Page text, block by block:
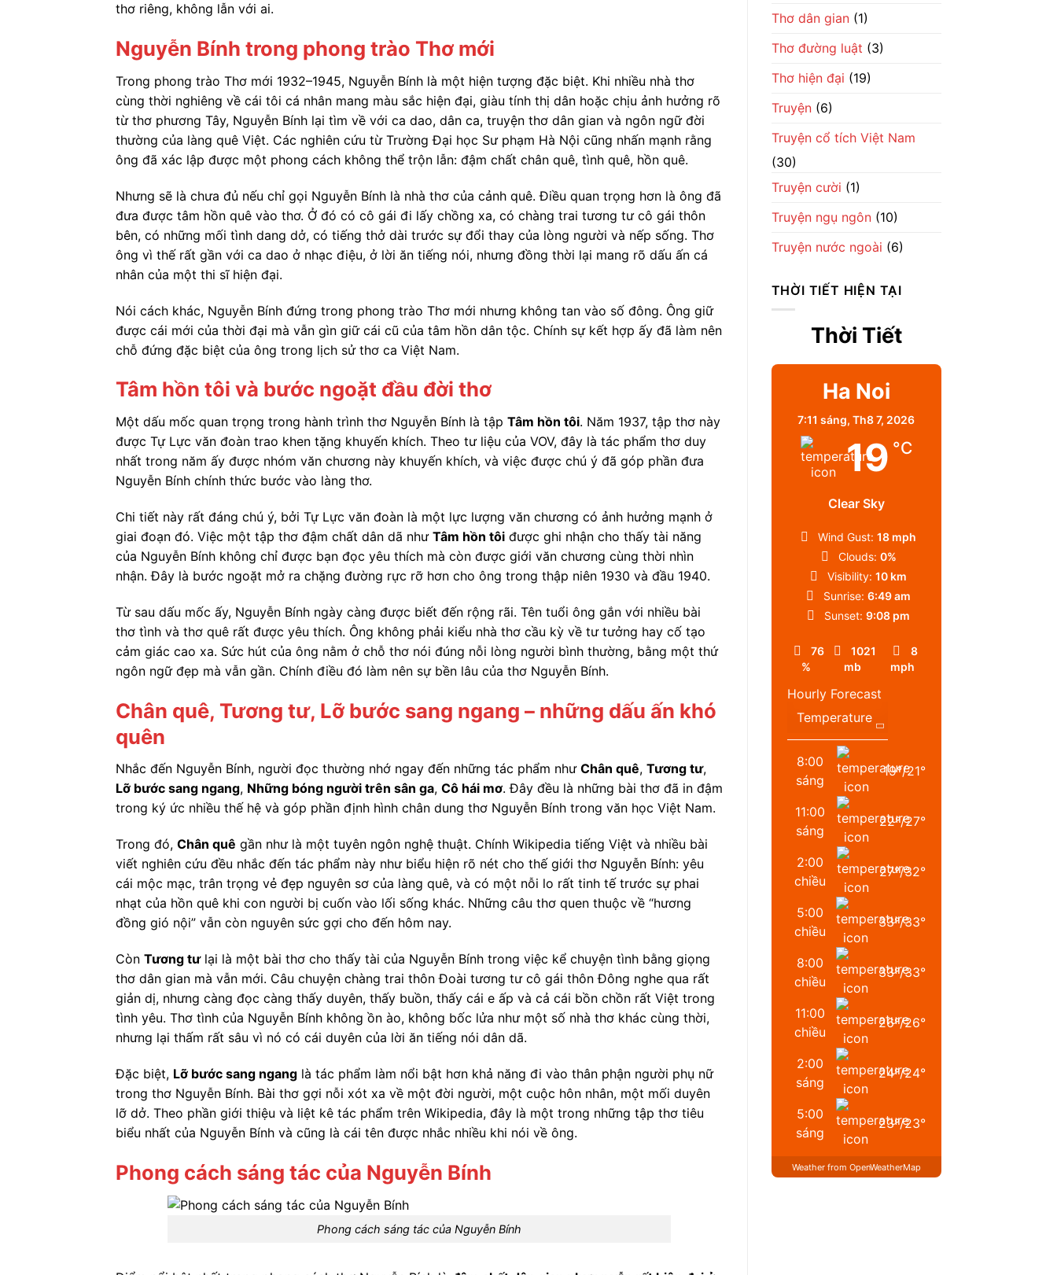
thơ riêng, không lẫn với ai.
Nguyễn Bính trong phong trào Thơ mới
Trong phong trào Thơ mới 1932–1945, Nguyễn Bính là một hiện tượng đặc biệt. Khi nhiều nhà thơ
cùng thời nghiêng về cái tôi cá nhân mang màu sắc hiện đại, giàu tính thị dân hoặc chịu ảnh hưởng rõ
từ thơ phương Tây, Nguyễn Bính lại tìm về với ca dao, dân ca, truyện thơ dân gian và ngôn ngữ đời
thường của làng quê Việt. Các nghiên cứu từ Trường Đại học Sư phạm Hà Nội cũng nhấn mạnh rằng
ông đã xác lập được một phong cách không thể trộn lẫn: đậm chất chân quê, tình quê, hồn quê.
Nhưng sẽ là chưa đủ nếu chỉ gọi Nguyễn Bính là nhà thơ của cảnh quê. Điều quan trọng hơn là ông đã
đưa được tâm hồn quê vào thơ. Ở đó có cô gái đi lấy chồng xa, có chàng trai tương tư cô gái thôn
bên, có những mối tình dang dở, có tiếng thở dài trước sự đổi thay của lòng người và nếp sống. Thơ
ông vì thế rất gần với ca dao ở nhạc điệu, ở lời ăn tiếng nói, nhưng đồng thời lại mang rõ dấu ấn cá
nhân của một thi sĩ hiện đại.
Nói cách khác, Nguyễn Bính đứng trong phong trào Thơ mới nhưng không tan vào số đông. Ông giữ
được cái mới của thời đại mà vẫn gìn giữ cái cũ của tâm hồn dân tộc. Chính sự kết hợp ấy đã làm nên
chỗ đứng đặc biệt của ông trong lịch sử thơ ca Việt Nam.
Tâm hồn tôi và bước ngoặt đầu đời thơ
Một dấu mốc quan trọng trong hành trình thơ Nguyễn Bính là tập Tâm hồn tôi. Năm 1937, tập thơ này
được Tự Lực văn đoàn trao khen tặng khuyến khích. Theo tư liệu của VOV, đây là tác phẩm thơ duy
nhất trong năm ấy được nhóm văn chương này khuyến khích, và việc được chú ý đã góp phần đưa
Nguyễn Bính chính thức bước vào làng thơ.
Chi tiết này rất đáng chú ý, bởi Tự Lực văn đoàn là một lực lượng văn chương có ảnh hưởng mạnh ở
giai đoạn đó. Việc một tập thơ đậm chất dân dã như Tâm hồn tôi được ghi nhận cho thấy tài năng
của Nguyễn Bính không chỉ được bạn đọc yêu thích mà còn được giới văn chương cùng thời nhìn
nhận. Đây là bước ngoặt mở ra chặng đường rực rỡ hơn cho ông trong thập niên 1930 và đầu 1940.
Từ sau dấu mốc ấy, Nguyễn Bính ngày càng được biết đến rộng rãi. Tên tuổi ông gắn với nhiều bài
thơ tình và thơ quê rất được yêu thích. Ông không phải kiểu nhà thơ cầu kỳ về tư tưởng hay cố tạo
cảm giác cao xa. Sức hút của ông nằm ở chỗ thơ nói đúng nỗi lòng người bình thường, bằng một thứ
ngôn ngữ đẹp mà vẫn gần. Chính điều đó làm nên sự bền lâu của thơ Nguyễn Bính.
Chân quê, Tương tư, Lỡ bước sang ngang – những dấu ấn khó
quên
Nhắc đến Nguyễn Bính, người đọc thường nhớ ngay đến những tác phẩm như Chân quê, Tương tư,
Lỡ bước sang ngang, Những bóng người trên sân ga, Cô hái mơ. Đây đều là những bài thơ đã in đậm
trong ký ức nhiều thế hệ và góp phần định hình chân dung thơ Nguyễn Bính trong văn học Việt Nam.
Trong đó, Chân quê gần như là một tuyên ngôn nghệ thuật. Chính Wikipedia tiếng Việt và nhiều bài
viết nghiên cứu đều nhắc đến tác phẩm này như biểu hiện rõ nét cho thế giới thơ Nguyễn Bính: yêu
cái mộc mạc, trân trọng vẻ đẹp nguyên sơ của làng quê, và có một nỗi lo rất tinh tế trước sự phai
nhạt của hồn quê khi con người bị cuốn vào lối sống khác. Những câu thơ quen thuộc về “hương
đồng gió nội” vẫn còn nguyên sức gợi cho đến hôm nay.
Còn Tương tưlại là một bài thơ cho thấy tài của Nguyễn Bính trong việc kể chuyện tình bằng giọng
thơ dân gian mà vẫn mới. Câu chuyện chàng trai thôn Đoài tương tư cô gái thôn Đông nghe qua rất
giản dị, nhưng càng đọc càng thấy duyên, thấy buồn, thấy cái e ấp và cả cái bồn chồn rất Việt trong
tình yêu. Thơ tình của Nguyễn Bính không ồn ào, không bốc lửa như một số nhà thơ khác cùng thời,
nhưng lại thấm rất sâu vì nó có cái duyên của lời ăn tiếng nói dân dã.
Đặc biệt, Lỡ bước sang ngang là tác phẩm làm nổi bật hơn khả năng đi vào thân phận người phụ nữ
trong thơ Nguyễn Bính. Bài thơ gợi nỗi xót xa về một đời người, một cuộc hôn nhân, một mối duyên
lỡ dở. Theo phần giới thiệu và liệt kê tác phẩm trên Wikipedia, đây là một trong những tập thơ tiêu
biểu nhất của Nguyễn Bính và cũng là cái tên được nhắc nhiều khi nói về ông.
Phong cách sáng tác của Nguyễn Bính
Phong cách sáng tác của Nguyễn Bính
Thơ dân gian(1)
Thơ đường luật (3)
Thơ hiện đại (19)
Truyện(6)
Truyện cổ tích Việt Nam
(30)
Truyện cười (1)
Truyện ngụ ngôn(10)
Truyện nước ngoài (6)
THỜI TIẾT HIỆN TẠI
Thời Tiết
Ha Noi
7:11 sáng,Th8 7, 2026
19 °C
Clear Sky
76
%
1021
mb
8
mph
Wind Gust: 18 mph
Clouds: 0%
Visibility: 10 km
Sunrise: 6:49 am
Sunset: 9:08 pm
Hourly Forecast
8:00
sáng
19°/21°
11:00
sáng
22°/27°
2:00
chiều
27°/32°
5:00
chiều
33°/33°
8:00
chiều
33°/33°
11:00
chiều
26°/26°
2:00
sáng
24°/24°
5:00
sáng
23°/23°
Weather from OpenWeatherMap